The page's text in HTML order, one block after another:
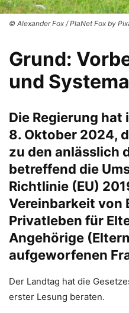
© Alexander Fox / PlaNet Fox by
Grund:
und
Die Regierung hat
8. Oktober 2024,
zu den anlässlich
betreffend die
Richtlinie (EU)
Vereinbarkeit von
Privatleben für
Angehörige
aufgeworfenen
Der Landtag hat die
erster Lesung beraten.